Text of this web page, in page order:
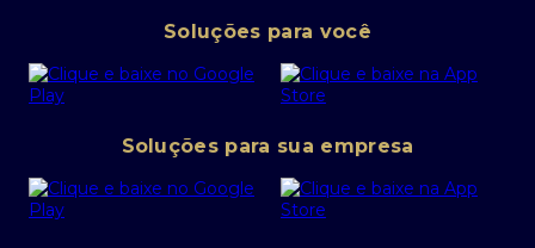
Canal de denúncias
Política de Segurança Cibernética
Portal da Privacidade
PRSAC
Regras e Parâmetros de Atuação Banco Safra
Abra sua conta PJ
SafraPay
Cartão Safra Empresas
Empréstimo e financiamentos PJ
Soluções para você
Soluções para sua empresa